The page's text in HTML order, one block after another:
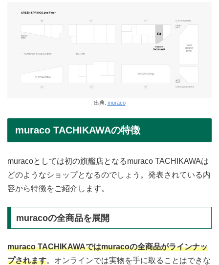
出典: muraco
muraco TACHIKAWAの特徴
muracoとしては初の旗艦店となるmuraco TACHIKAWAは
どのようなショップとなるのでしょう。発表されている内
容から特徴をご紹介します。
muracoの全商品を展開
muraco TACHIKAWAではmuracoの全商品がラインナッ
プされます。オンラインでは実物を手に取ることはできな